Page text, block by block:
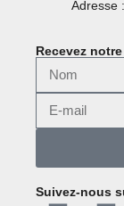
Adresse
Recevez
Suivez-nous